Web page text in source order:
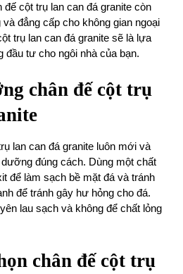
đế cột trụ lan can đá granite còn
đẳng cấp cho không gian ngoại
trụ lan can đá granite sẽ là lựa
đầu tư cho ngôi nhà của bạn.
chân đế cột trụ
lan can đá granite luôn mới và
đúng cách. Dùng một chất
để làm sạch bề mặt đá và tránh
để tránh gây hư hỏng cho đá.
lau sạch và không để chất lỏng
chân đế cột trụ